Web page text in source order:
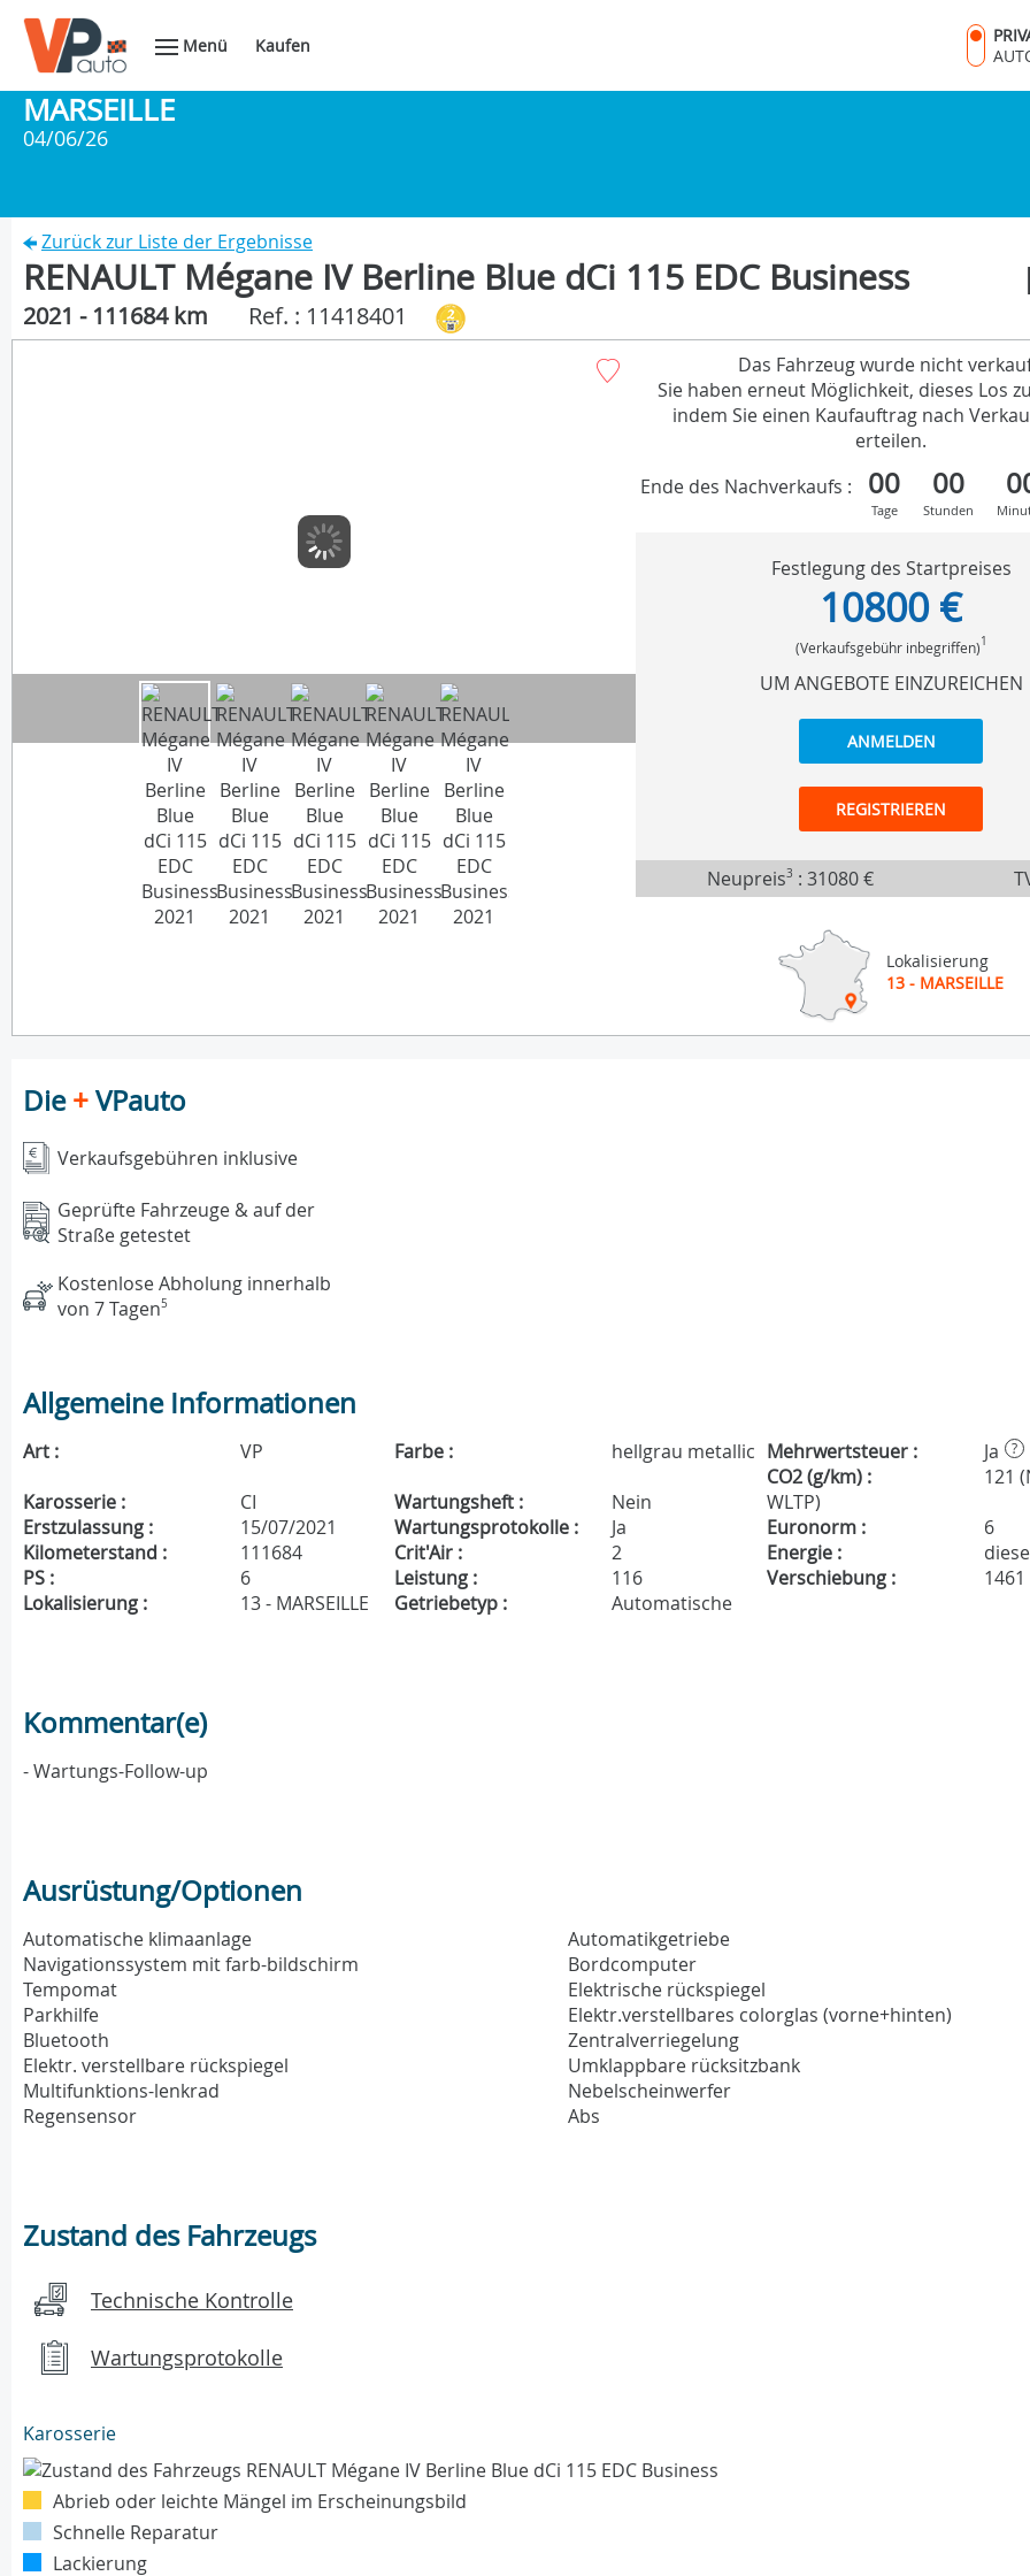
Menü Kaufen
MARSEILLE
04/06/26
Zurück zur Liste der Ergebnisse
RENAULT Mégane IV Berline Blue dCi 115 EDC Business
2021 - 111684 km Ref. : 11418401
Das Fahrzeug wurde nicht
Sie haben erneut Möglichkeit, dieses Los
indem Sie einen Kaufauftrag nach
erteilen.
Ende des Nachverkaufs :
00
Tage
00
Stunden
Festlegung des Startpreises
10800 €
(Verkaufsgebühr inbegriffen)1
UM ANGEBOTE EINZUREICHEN
ANMELDEN
REGISTRIEREN
Neupreis3 :31080 €
Lokalisierung
13 - MARSEILLE
Die+VPauto
Verkaufsgebühren inklusive
Geprüfte Fahrzeuge & auf der
Straße getestet
Kostenlose Abholung innerhalb
von 7 Tagen5
Allgemeine Informationen
Art : VP Farbe : hellgrau metallic Mehrwertsteuer : Ja ?
Karosserie : CI Wartungsheft : Nein
CO2 (g/km) :
121
WLTP)
Erstzulassung :
15/07/2021 Wartungsprotokolle : Ja Euronorm :
6
Kilometerstand :
111684 Crit'Air : 2 Energie :
PS :
6 Leistung : 116 Verschiebung :
1461
Lokalisierung :
13 - MARSEILLE Getriebetyp : Automatische
Kommentar(e)
- Wartungs-Follow-up
Ausrüstung/Optionen
Automatische klimaanlage
Navigationssystem mit farb-bildschirm
Tempomat
Parkhilfe
Bluetooth
Elektr. verstellbare rückspiegel
Multifunktions-lenkrad
Regensensor
Automatikgetriebe
Bordcomputer
Elektrische rückspiegel
Elektr.verstellbares colorglas (vorne+hinten)
Zentralverriegelung
Umklappbare rücksitzbank
Nebelscheinwerfer
Abs
Zustand des Fahrzeugs
Technische Kontrolle
Wartungsprotokolle
Karosserie
Abrieb oder leichte Mängel im Erscheinungsbild
Schnelle Reparatur
Lackierung